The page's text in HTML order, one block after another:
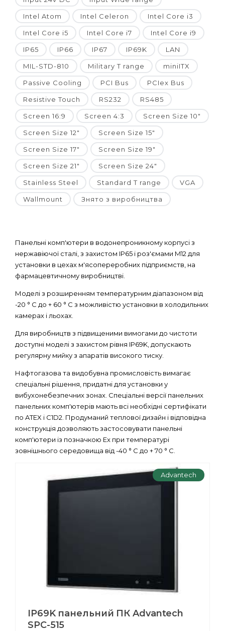
Intel Atom Intel Celeron Intel Core i3
Intel Core i5 Intel Core i7 Intel Core i9
IP65 IP66 IP67 IP69K LAN
MIL-STD-810 Military T range miniITX
Passive Cooling PCI Bus PCIex Bus
Resistive Touch RS232 RS485
Screen 16:9 Screen 4:3 Screen Size 10"
Screen Size 12" Screen Size 15"
Screen Size 17" Screen Size 19"
Screen Size 21" Screen Size 24"
Stainless Steel Standard T range VGA
Wallmount Знято з виробництва
Панельні комп'ютери в водонепроникному корпусі з
нержавіючої сталі, з захистом IP65 і роз'ємами M12 для
установки в цехах м'ясопереробних підприємств, на
фармацевтичному виробництві.
Моделі з розширенням температурним діапазоном від
-20 ° C до + 60 ° C з можливістю установки в холодильних
камерах і льохах.
Для виробництв з підвищеними вимогами до чистоти
доступні моделі з захистом рівня IP69K, допускають
регулярну мийку з апаратів високого тиску.
Нафтогазова та видобувна промисловість вимагає
спеціальні рішення, придатні для установки у
вибухонебезпечних зонах. Спеціальні версії панельних
панельних комп'ютерів мають всі необхідні сертифікати
по ATEX і C1D2. Продуманий теплової дизайн і відповідна
конструкція дозволяють застосовувати панельні
комп'ютери із позначкою Ex при температурі
зовнішнього середовища від -40 ° C до + 70 ° C.
Advantech
IP69K панельний ПК Advantech
SPC-515